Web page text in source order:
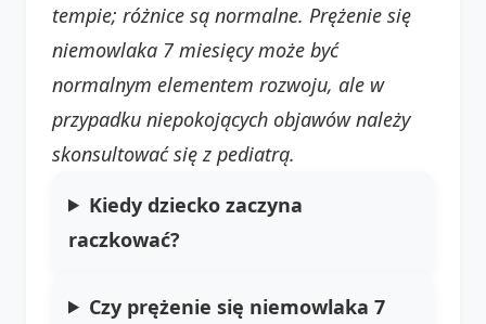
tempie; różnice są normalne. Prężenie się
niemowlaka 7 miesięcy może być
normalnym elementem rozwoju, ale w
przypadku niepokojących objawów należy
skonsultować się z pediatrą.
Kiedy dziecko zaczyna
raczkować?
Czy prężenie się niemowlaka 7